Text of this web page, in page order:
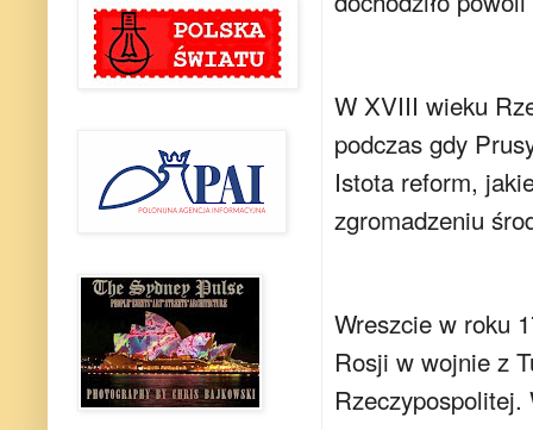
W XVIII wieku
podczas gdy
Istota reform,
zgromadzeniu
Wreszcie w roku
Rosji w wojnie z